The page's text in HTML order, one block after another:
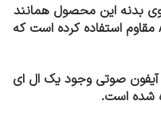
بدنه این محصول همانند
در ساخت بدنه این محصول از ABS مقاوم استفاده کرده است که
آیفون صوتی وجود یک ال ای
شده است.